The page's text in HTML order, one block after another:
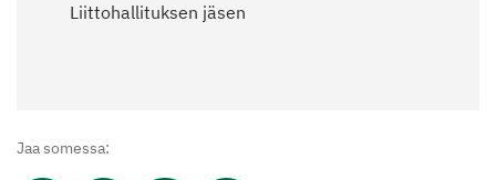
Liittohallituksen jäsen
Jaa somessa: